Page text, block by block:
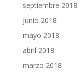
septiembre 2018
junio 2018
mayo 2018
abril 2018
marzo 2018